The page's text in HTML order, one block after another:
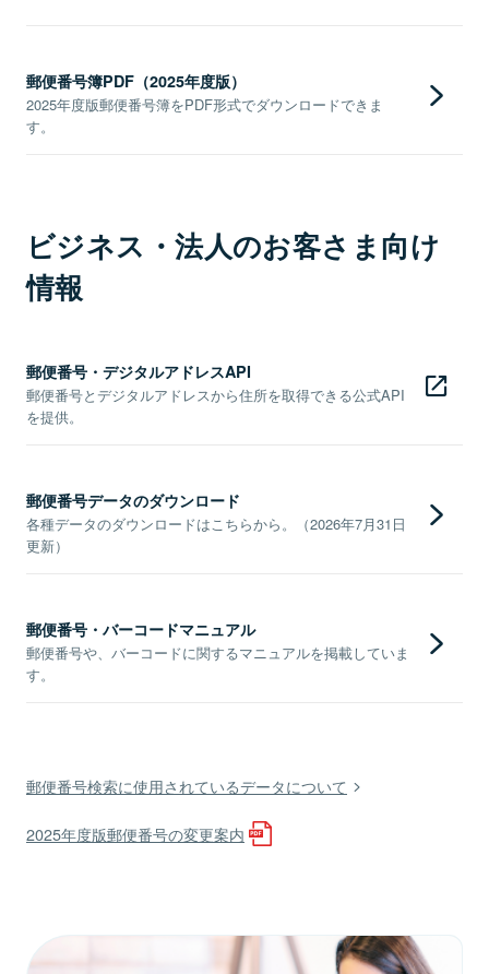
郵便番号簿PDF（2025年度版）
2025年度版郵便番号簿をPDF形式でダウンロードできま
す。
ビジネス・法人のお客さま向け
情報
郵便番号・デジタルアドレスAPI
郵便番号とデジタルアドレスから住所を取得できる公式API
を提供。
郵便番号データのダウンロード
各種データのダウンロードはこちらから。（2026年7月31日
更新）
郵便番号・バーコードマニュアル
郵便番号や、バーコードに関するマニュアルを掲載していま
す。
郵便番号検索に使用されているデータについて
2025年度版郵便番号の変更案内